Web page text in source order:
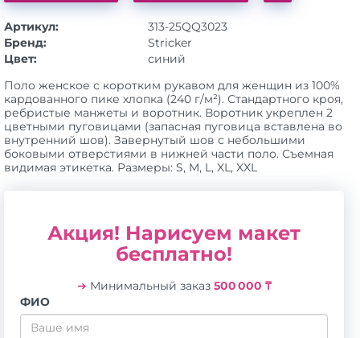
Артикул:
313-25QQ3023
Бренд:
Stricker
Цвет:
синий
Поло женское с коротким рукавом для женщин из 100%
кардованного пике хлопка (240 г/м²). Стандартного кроя,
ребристые манжеты и воротник. Воротник укреплен 2
цветными пуговицами (запасная пуговица вставлена во
внутренний шов). Завернутый шов с небольшими
боковыми отверстиями в нижней части поло. Съемная
видимая этикетка. Размеры: S, M, L, XL, XXL
Акция! Нарисуем макет
бесплатно!
➔ Минимальный заказ 500 000 ₸
ФИО